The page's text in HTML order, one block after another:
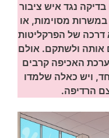
נגד איש ציבור
מסוימות, או
דרכה של הפרקליטות
אותה ולשתקם. אולם
האכיפה קרבים
ויש כאלה שלמדו
הרדיפה.